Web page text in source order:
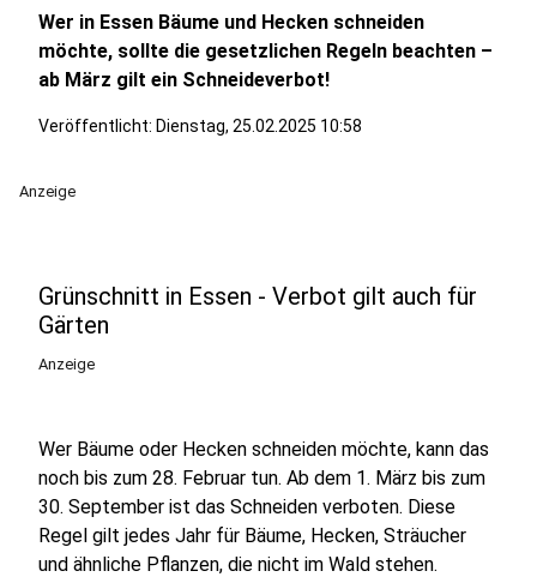
Wer in Essen Bäume und Hecken schneiden
möchte, sollte die gesetzlichen Regeln beachten –
ab März gilt ein Schneideverbot!
Veröffentlicht: Dienstag, 25.02.2025 10:58
Anzeige
Grünschnitt in Essen - Verbot gilt auch für
Gärten
Anzeige
Wer Bäume oder Hecken schneiden möchte, kann das
noch bis zum 28. Februar tun. Ab dem 1. März bis zum
30. September ist das Schneiden verboten. Diese
Regel gilt jedes Jahr für Bäume, Hecken, Sträucher
und ähnliche Pflanzen, die nicht im Wald stehen.